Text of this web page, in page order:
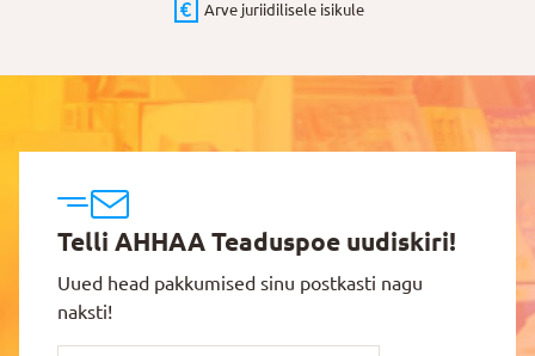
Arve juriidilisele isikule
Telli AHHAA Teaduspoe uudiskiri!
Uued head pakkumised sinu postkasti nagu
naksti!